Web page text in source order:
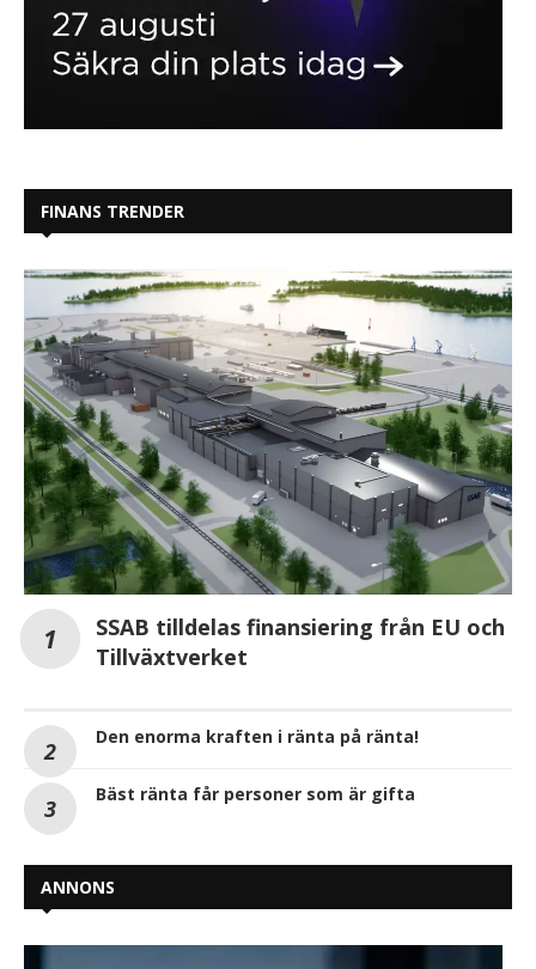
FINANS TRENDER
SSAB tilldelas finansiering från EU och
Tillväxtverket
Den enorma kraften i ränta på ränta!
Bäst ränta får personer som är gifta
ANNONS